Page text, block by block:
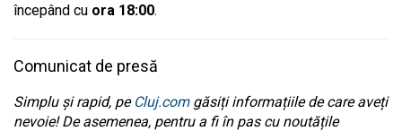
începând cu ora 18:00.
Comunicat de presă
Simplu și rapid, pe Cluj.comgăsiți informațiile de care aveți
nevoie! De asemenea, pentru a fi în pas cu noutățile